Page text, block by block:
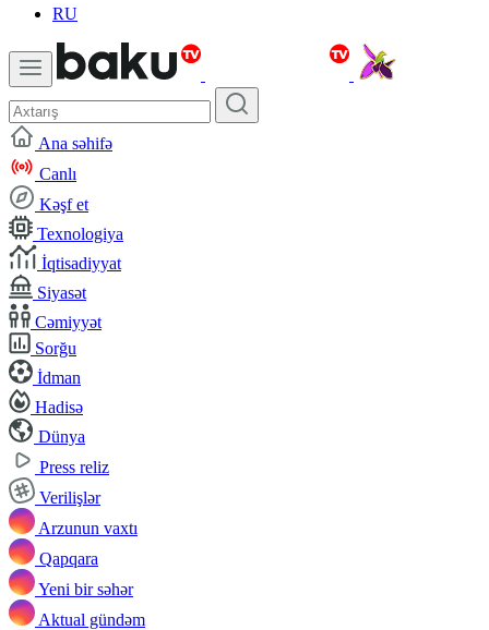
RU
Ana səhifə
Canlı
Kəşf et
Texnologiya
İqtisadiyyat
Siyasət
Cəmiyyət
Sorğu
İdman
Hadisə
Dünya
Press reliz
Verilişlər
Arzunun vaxtı
Qapqara
Yeni bir səhər
Aktual gündəm